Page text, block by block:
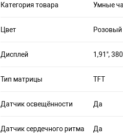
Категория товара Умные
Цвет Розовый
Дисплей 1,91",
Тип матрицы TFT
Датчик освещённости Да
Датчик сердечного ритма Да